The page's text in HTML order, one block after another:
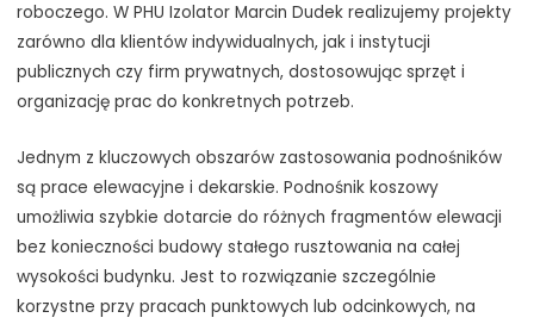
roboczego. W PHU Izolator Marcin Dudek realizujemy projekty
zarówno dla klientów indywidualnych, jak i instytucji
publicznych czy firm prywatnych, dostosowując sprzęt i
organizację prac do konkretnych potrzeb.
Jednym z kluczowych obszarów zastosowania podnośników
są prace elewacyjne i dekarskie. Podnośnik koszowy
umożliwia szybkie dotarcie do różnych fragmentów elewacji
bez konieczności budowy stałego rusztowania na całej
wysokości budynku. Jest to rozwiązanie szczególnie
korzystne przy pracach punktowych lub odcinkowych, na